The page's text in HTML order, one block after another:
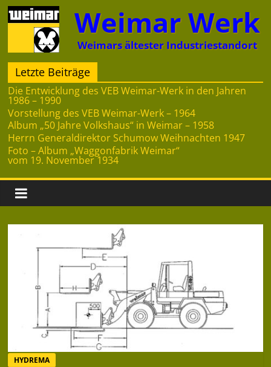
Zum
Inhalt
springen
Weimar Werk
Weimars ältester Industriestandort
Letzte Beiträge
Die Entwicklung des VEB Weimar-Werk in den Jahren
1986 – 1990
Vorstellung des VEB Weimar-Werk – 1964
Album „50 Jahre Volkshaus“ in Weimar – 1958
Herrn Generaldirektor Schumow Weihnachten 1947
Foto – Album „Waggonfabrik Weimar“
vom 19. November 1934
HYDREMA